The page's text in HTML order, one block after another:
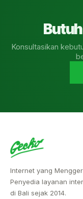
Konsultasikan
Internet yang
Penyedia layanan
di Bali sejak 2014.